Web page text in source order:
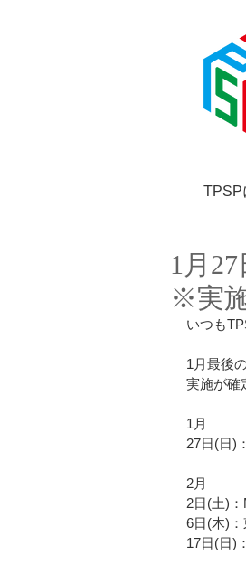
TPSP
1月
※実
いつも
1月最後
実施が確
1月
27日(日)
2月
2日(土)
6日(木)
17日(日)